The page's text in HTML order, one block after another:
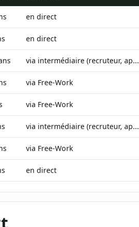
en direct
en direct
via intermédiaire (recruteur, ap...
via Free-Work
via Free-Work
via intermédiaire (recruteur, ap...
via Free-Work
en direct